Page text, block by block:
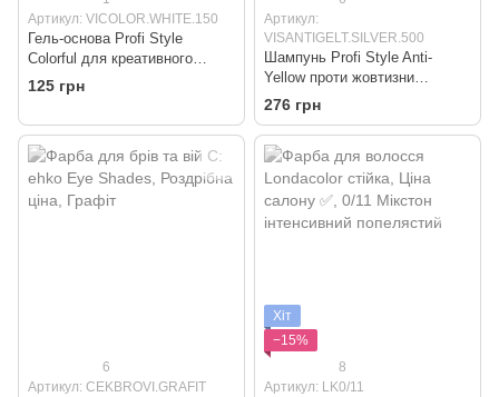
Артикул: VICOLOR.WHITE.150
Гель-основа Profi Style
Colorful для креативного
тонування "Безбарвний"
125 грн
Артикул:
VISANTIGELT.SILVER.500
Шампунь Profi Style Anti-
Yellow проти жовтизни
"Сріблястий" для холодних
відтінків блонд
276 грн
6
Артикул: CEKBROVI.GRAFIT
Хіт
−15%
8
Артикул: LK0/11